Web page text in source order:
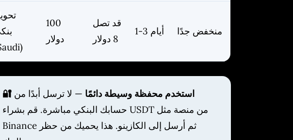
100
دولار
قد تصل
8 دولار
1-3 أيام منخفض جدًا
🔐 استخدم محفظة وسيطة دائمًا — لا ترسل أبدًا من
حسابك البنكي مباشرة. قم بشراء USDT من منصة مثل
Binance ثم أرسل إلى الكازينو. هذا يحميك من حظر